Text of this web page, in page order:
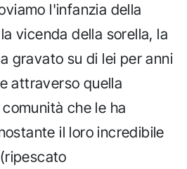
l'infanzia della
vicenda della sorella, la
gravato su di lei per anni
attraverso quella
che le ha
il loro incredibile